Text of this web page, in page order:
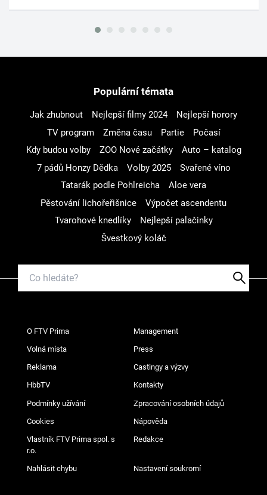
Populární témata
Jak zhubnout Nejlepší filmy 2024
Nejlepší horory
TV program
Změna času Partie
Počasí
Kdy budou volby
ZOO Nové začátky
Auto – katalog
7 pádů Honzy Dědka
Volby 2025
Svařené víno
Tatarák podle Pohlreicha
Aloe vera
Pěstování lichořeřišnice
Výpočet ascendentu
Tvarohové knedlíky
Nejlepší palačinky
Švestkový koláč
O FTV Prima Management
Volná místa Press
Reklama Castingy a výzvy
HbbTV Kontakty
Podmínky užívání Zpracování osobních údajů
Cookies Nápověda
Vlastník FTV Prima spol. s
r.o.
Redakce
Nahlásit chybu Nastavení soukromí